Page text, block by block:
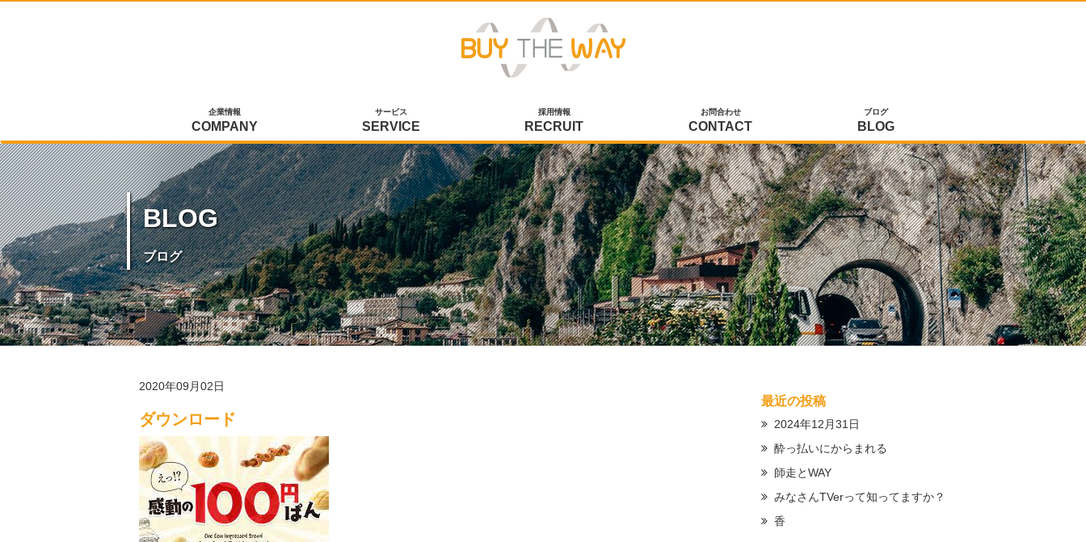
企業情報
COMPANY
サービス
SERVICE
採用情報
RECRUIT
お問合わせ
CONTACT
ブログ
BLOG
BLOG
ブログ
2020年09月02日
ダウンロード
最近の投稿
2024年12月31日
酔っ払いにからまれる
師走とWAY
みなさんTVerって知ってますか？
香